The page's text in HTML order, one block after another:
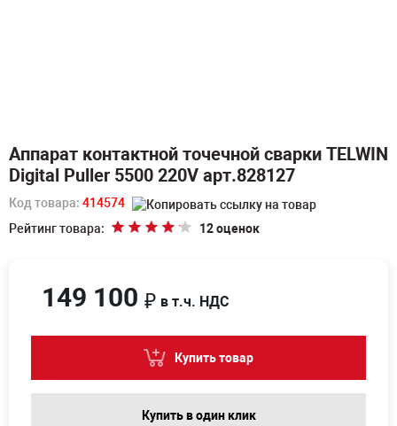
Аппарат контактной точечной сварки TELWIN
Digital Puller 5500 220V арт.828127
Код товара: 414574
Рейтинг товара:
12 оценок
149 100 ₽ в т.ч. НДС
Купить товар
Купить в один клик